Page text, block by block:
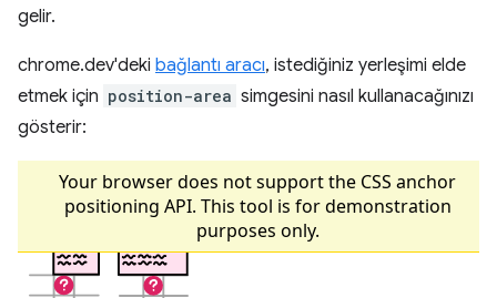
gelir.
chrome.dev'deki bağlantı aracı, istediğiniz yerleşimi elde
etmek için position-area simgesini nasıl kullanacağınızı
gösterir: